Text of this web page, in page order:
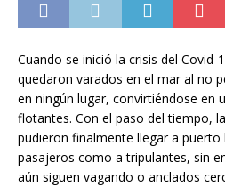
Cuando se inició la crisis del Covid-
quedaron varados en el mar al no
en ningún lugar, convirtiéndose en
flotantes. Con el paso del tiempo,
pudieron finalmente llegar a
pasajeros como a tripulantes, sin
aún siguen vagando o anclados